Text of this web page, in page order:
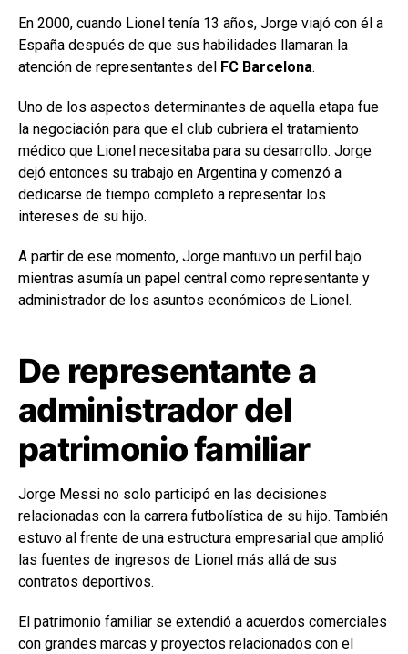
En 2000, cuando Lionel tenía 13 años, Jorge viajó con él a
España después de que sus habilidades llamaran la
atención de representantes del FC Barcelona.
Uno de los aspectos determinantes de aquella etapa fue
la negociación para que el club cubriera el tratamiento
médico que Lionel necesitaba para su desarrollo. Jorge
dejó entonces su trabajo en Argentina y comenzó a
dedicarse de tiempo completo a representar los
intereses de su hijo.
A partir de ese momento, Jorge mantuvo un perfil bajo
mientras asumía un papel central como representante y
administrador de los asuntos económicos de Lionel.
De representante a
administrador del
patrimonio familiar
Jorge Messi no solo participó en las decisiones
relacionadas con la carrera futbolística de su hijo. También
estuvo al frente de una estructura empresarial que amplió
las fuentes de ingresos de Lionel más allá de sus
contratos deportivos.
El patrimonio familiar se extendió a acuerdos comerciales
con grandes marcas y proyectos relacionados con el